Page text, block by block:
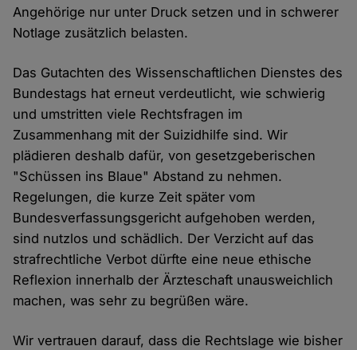
Angehörige nur unter Druck setzen und in schwerer
Notlage zusätzlich belasten.
Das Gutachten des Wissenschaftlichen Dienstes des
Bundestags hat erneut verdeutlicht, wie schwierig
und umstritten viele Rechtsfragen im
Zusammenhang mit der Suizidhilfe sind. Wir
plädieren deshalb dafür, von gesetzgeberischen
"Schüssen ins Blaue" Abstand zu nehmen.
Regelungen, die kurze Zeit später vom
Bundesverfassungsgericht aufgehoben werden,
sind nutzlos und schädlich. Der Verzicht auf das
strafrechtliche Verbot dürfte eine neue ethische
Reflexion innerhalb der Ärzteschaft unausweichlich
machen, was sehr zu begrüßen wäre.
Wir vertrauen darauf, dass die Rechtslage wie bisher